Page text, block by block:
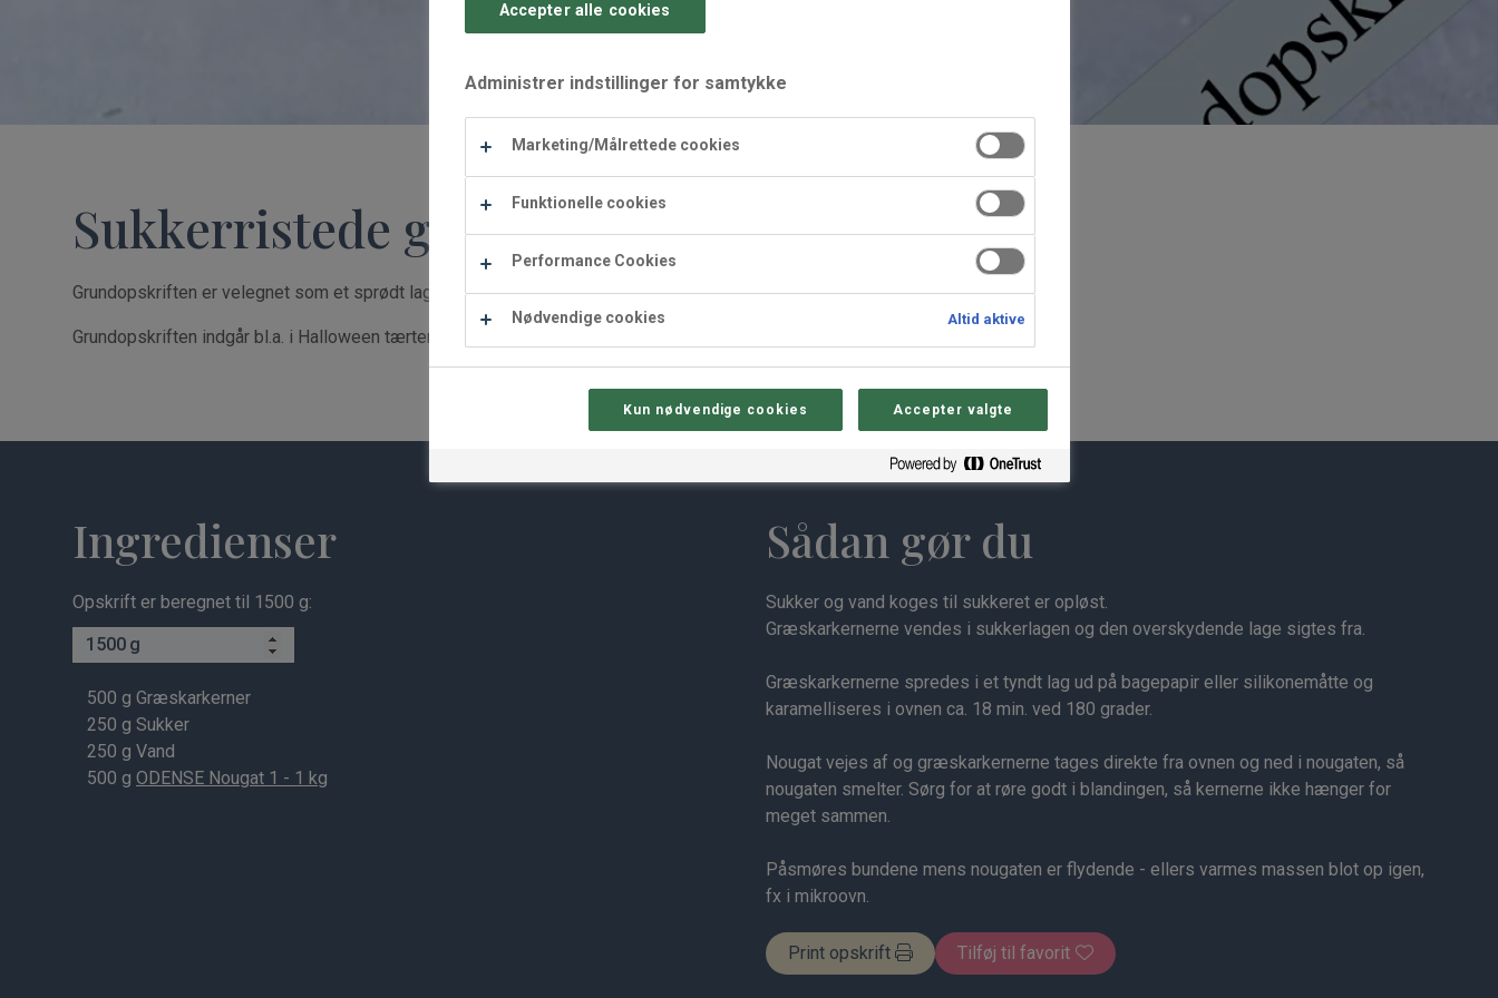
Sukkerristede græskarkerner med nougat
Grundopskriften er velegnet som et sprødt lag på bagt bund.
Grundopskriften indgår bl.a. i Halloween tærten 2025.
Ingredienser
Opskrift er beregnet til 1500 g:
g
500 g Græskarkerner
250 g Sukker
250 g Vand
500 g ODENSE Nougat 1 - 1 kg
Sådan gør du
Sukker og vand koges til sukkeret er opløst.
Græskarkernerne vendes i sukkerlagen og den overskydende lage sigtes fra.
Græskarkernerne spredes i et tyndt lag ud på bagepapir eller silikonemåtte og
karamelliseres i ovnen ca. 18 min. ved 180 grader.
Nougat vejes af og græskarkernerne tages direkte fra ovnen og ned i nougaten, så
nougaten smelter. Sørg for at røre godt i blandingen, så kernerne ikke hænger for
meget sammen.
Påsmøres bundene mens nougaten er flydende - ellers varmes massen blot op igen,
fx i mikroovn.
Print opskrift Tilføj til favorit
Accepter alle cookies
Administrer indstillinger for samtykke
Marketing/Målrettede cookies
Funktionelle cookies
Performance Cookies
Nødvendige cookies Altid aktive
Kun nødvendige cookies Accepter valgte